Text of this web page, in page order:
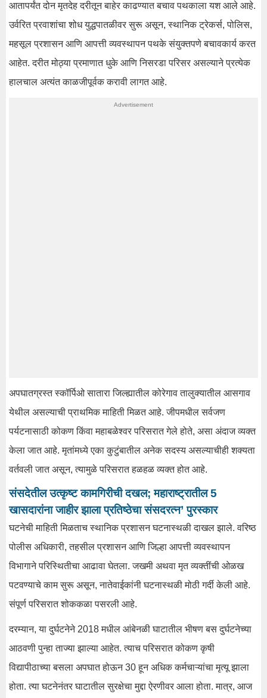
आतापर्यंत दोन मृतदेह दरीतून बाहेर काढण्यात बचाव पथकाला यश आले आहे.
उर्वरित प्रवाशांचा शोध युद्धपातळीवर सुरू असून, स्थानिक ट्रेकर्स, पोलिस,
महसूल प्रशासन आणि आपत्ती व्यवस्थापन पथके संयुक्तपणे बचावकार्य करत
आहेत. दरीत मोठ्या प्रमाणात धुके आणि निसरडा परिसर असल्याने प्रत्येक
हालचाल अत्यंत काळजीपूर्वक करावी लागत आहे.
अपघातग्रस्त स्कॉर्पिओ सातारा जिल्ह्यातील कोरेगाव तालुक्यातील आसगाव
येथील असल्याची प्राथमिक माहिती मिळत आहे. जीपमधील सर्वजण
पर्यटनासाठी कोकण किंवा महाबळेश्वर परिसरात गेले होते, असा अंदाज व्यक्त
केला जात आहे. मृतांमध्ये एका कुटुंबातील अनेक सदस्य असल्याचीही शक्यता
वर्तवली जात असून, त्यामुळे परिसरात हळहळ व्यक्त होत आहे.
संसदेतील उत्कृष्ट कामगिरीची दखल; महाराष्ट्रातील 5
खासदारांना जाहीर झाला प्रतिष्ठेचा संसदरत्न’ पुरस्कार
घटनेची माहिती मिळताच स्थानिक प्रशासन घटनास्थळी दाखल झाले. वरिष्ठ
पोलीस अधिकारी, तहसील प्रशासन आणि जिल्हा आपत्ती व्यवस्थापन
विभागाने परिस्थितीचा आढावा घेतला. जखमी अथवा मृत व्यक्तींची ओळख
पटवण्याचे काम सुरू असून, नातेवाईकांनी घटनास्थळी मोठी गर्दी केली आहे.
संपूर्ण परिसरात शोककळा पसरली आहे.
दरम्यान, या दुर्घटनेने 2018 मधील आंबेनळी घाटातील भीषण बस दुर्घटनेच्या
आठवणी पुन्हा ताज्या झाल्या आहेत. त्याच परिसरात कोकण कृषी
विद्यापीठाच्या बसला अपघात होऊन 30 हून अधिक कर्मचाऱ्यांचा मृत्यू झाला
होता. त्या घटनेनंतर घाटातील सुरक्षेचा मुद्दा ऐरणीवर आला होता. मात्र, आज